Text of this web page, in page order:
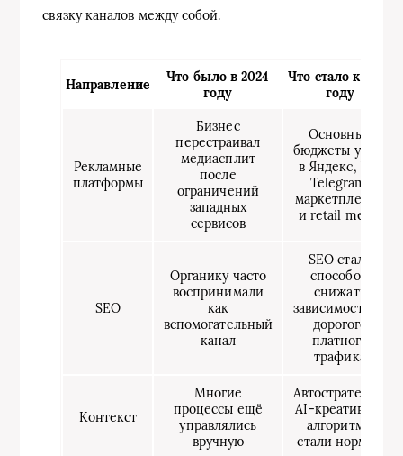
связку каналов между собой.
Направление
Что было в 2024
году
Что стало к 2026
году
Рекламные
платформы
Бизнес
перестраивал
медиасплит
после
ограничений
западных
сервисов
Основные
бюджеты ушли
в Яндекс, VK,
Telegram,
маркетплейсы
и retail media
SEO
Органику часто
воспринимали
как
вспомогательный
канал
SEO стало
способом
снижать
зависимость от
дорогого
платного
трафика
Контекст
Многие
процессы ещё
управлялись
вручную
Автостратегии,
AI-креативы и
алгоритмы
стали нормой